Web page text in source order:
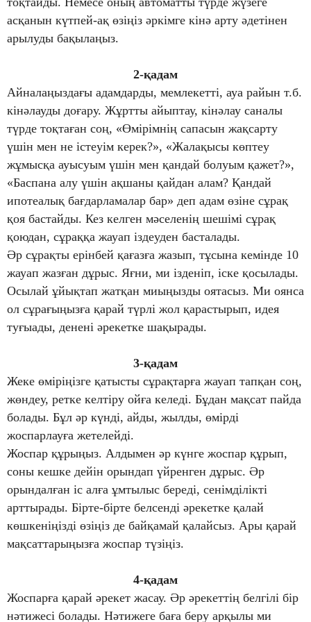
асқанын күтпей-ақ өзіңіз әркімге кінә арту әдетінен
арылуды бақылаңыз.
2-қадам
Айналаңыздағы адамдарды, мемлекетті, ауа райын т.б.
кінәлауды доғару. Жұртты айыптау, кінәлау саналы
түрде тоқтаған соң, «Өмірімнің сапасын жақсарту
үшін мен не істеуім керек?», «Жалақысы көптеу
жұмысқа ауысуым үшін мен қандай болуым қажет?»,
«Баспана алу үшін ақшаны қайдан алам? Қандай
ипотеалық бағдарламалар бар» деп адам өзіне сұрақ
қоя бастайды. Кез келген мәселенің шешімі сұрақ
қоюдан, сұраққа жауап іздеуден басталады.
Әр сұрақты ерінбей қағазға жазып, тұсына кемінде 10
жауап жазған дұрыс. Яғни, ми ізденіп, іске қосылады.
Осылай ұйықтап жатқан миыңызды оятасыз. Ми оянса
ол сұрағыңызға қарай түрлі жол қарастырып, идея
туғыады, денені әрекетке шақырады.
3-қадам
Жеке өміріңізге қатысты сұрақтарға жауап тапқан соң,
жөндеу, ретке келтіру ойға келеді. Бұдан мақсат пайда
болады. Бұл әр күнді, айды, жылды, өмірді
жоспарлауға жетелейді.
Жоспар құрыңыз. Алдымен әр күнге жоспар құрып,
соны кешке дейін орындап үйренген дұрыс. Әр
орындалған іс алға ұмтылыс береді, сенімділікті
арттырады. Бірте-бірте белсенді әрекетке қалай
көшкеніңізді өзіңіз де байқамай қалайсыз. Ары қарай
мақсаттарыңызға жоспар түзіңіз.
4-қадам
Жоспарға қарай әрекет жасау. Әр әрекеттің белгілі бір
нәтижесі болады. Нәтижеге баға беру арқылы ми